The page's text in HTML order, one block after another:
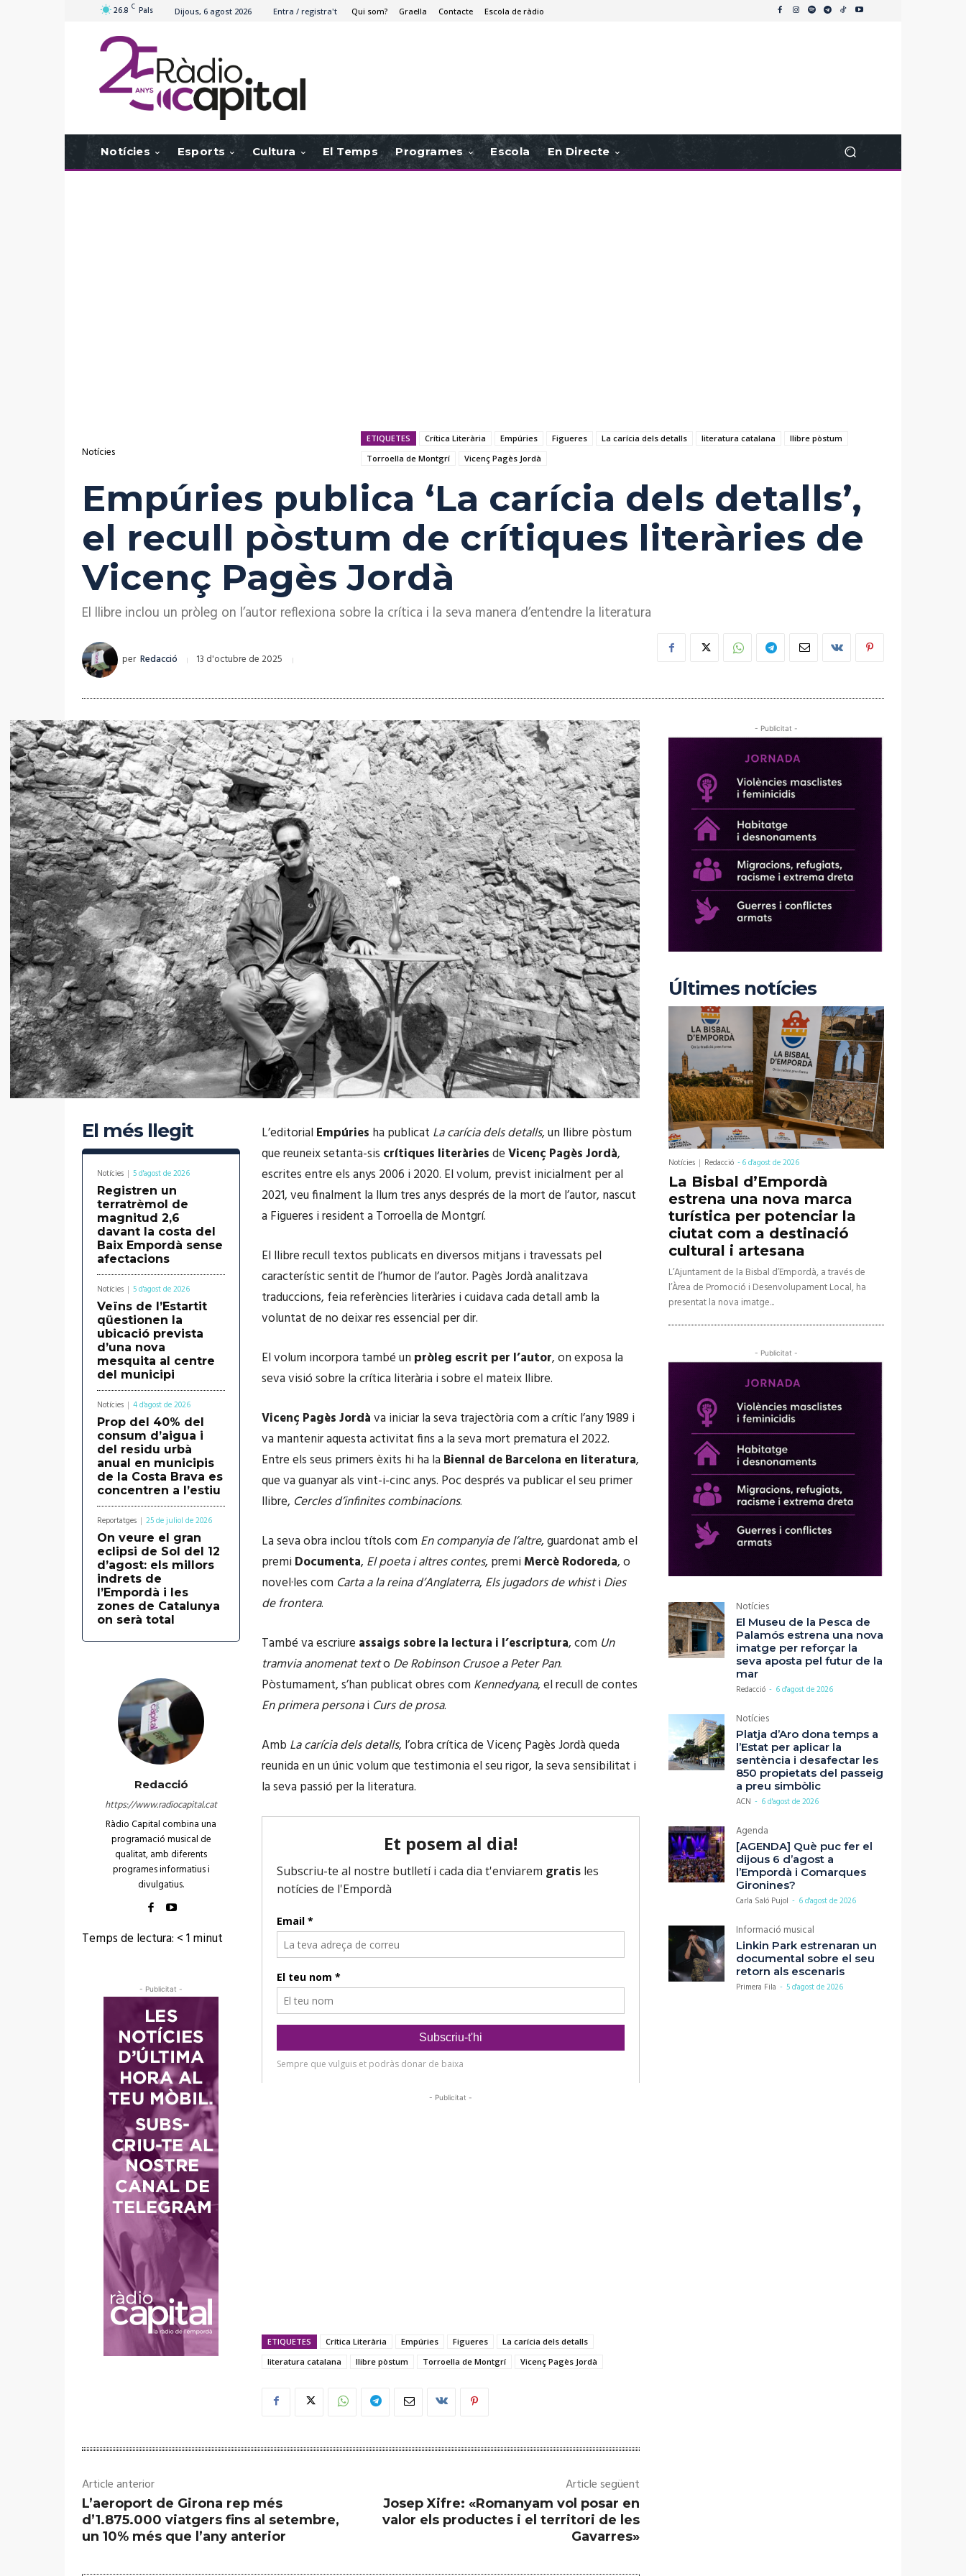
26.8 C Pals Dijous, 6 agost 2026 Entra / registra't Qui som? Graella Contacte Escola de ràdio
Notícies Esports Cultura El Temps Programes Escola En Directe
Notícies
ETIQUETES Crítica Literària Empúries Figueres La carícia dels detalls literatura catalana
llibre pòstum
Torroella de Montgrí
Vicenç Pagès Jordà
Empúries publica ‘La carícia dels detalls’,
el recull pòstum de crítiques literàries de
Vicenç Pagès Jordà
El llibre inclou un pròleg on l’autor reflexiona sobre la crítica i la seva manera d’entendre la literatura
per Redacció 13 d'octubre de 2025
El més llegit
Notícies 5 d'agost de 2026
Registren un
terratrèmol de
magnitud 2,6
davant la costa del
Baix Empordà sense
afectacions
Notícies 5 d'agost de 2026
Veïns de l’Estartit
qüestionen la
ubicació prevista
d’una nova
mesquita al centre
del municipi
Notícies 4 d'agost de 2026
Prop del 40% del
consum d’aigua i
del residu urbà
anual en municipis
de la Costa Brava es
concentren a l’estiu
Reportatges 25 de juliol de 2026
On veure el gran
eclipsi de Sol del 12
d’agost: els millors
indrets de
l’Empordà i les
zones de Catalunya
on serà total
Redacció
https://www.radiocapital.cat
Ràdio Capital combina una
programació musical de
qualitat, amb diferents
programes informatius i
divulgatius.
Temps de lectura: < 1minut
- Publicitat -
L’editorialEmpúries ha publicat La carícia dels detalls, un llibre pòstum
que reuneix setanta-sis crítiques literàriesdeVicenç Pagès Jordà,
escrites entre els anys 2006 i 2020. El volum, previst inicialment per al
2021, veu finalment la llum tres anys després de la mort de l’autor, nascut
a Figueres i resident a Torroella de Montgrí.
El llibre recull textos publicats en diversos mitjans i travessats pel
característic sentit de l’humor de l’autor. Pagès Jordà analitzava
traduccions, feia referències literàries i cuidava cada detall amb la
voluntat de no deixar res essencial per dir.
El volum incorpora també un pròleg escrit per l’autor, on exposa la
seva visió sobre la crítica literària i sobre el mateix llibre.
Vicenç Pagès Jordàva iniciar la seva trajectòria com a crític l’any 1989 i
va mantenir aquesta activitat fins a la seva mort prematura el 2022.
Entre els seus primers èxits hi ha la Biennal de Barcelona en literatura,
que va guanyar als vint-i-cinc anys. Poc després va publicar el seu primer
llibre, Cercles d’infinites combinacions.
La seva obra inclou títols com En companyia de l’altre, guardonat amb el
premiDocumenta, El poeta i altres contes, premiMercè Rodoreda, o
novel·les com Carta a la reina d’Anglaterra, Els jugadors de whistiDies
de frontera.
També va escriure assaigs sobre la lectura i l’escriptura, com Un
tramvia anomenat texto De Robinson Crusoe a Peter Pan.
Pòstumament, s’han publicat obres com Kennedyana, el recull de contes
En primera personai Curs de prosa.
Amb La carícia dels detalls, l’obra crítica de Vicenç Pagès Jordà queda
reunida en un únic volum que testimonia el seu rigor, la seva sensibilitat i
la seva passió per la literatura.
- Publicitat -
ETIQUETES Crítica Literària Empúries Figueres
La carícia dels detalls
literatura catalana
llibre pòstum Torroella de Montgrí Vicenç Pagès Jordà
Article anterior
L’aeroport de Girona rep més
d’1.875.000 viatgers fins al setembre,
un 10% més que l’any anterior
Article següent
Josep Xifre: «Romanyam vol posar en
valor els productes i el territori de les
Gavarres»
- Publicitat -
Últimes notícies
Notícies Redacció -6 d'agost de 2026
La Bisbal d’Empordà
estrena una nova marca
turística per potenciar la
ciutat com a destinació
cultural i artesana
L’Ajuntament de la Bisbal d’Empordà, a través de
l’Àrea de Promoció i Desenvolupament Local, ha
presentat la nova imatge...
- Publicitat -
Notícies
El Museu de la Pesca de
Palamós estrena una nova
imatge per reforçar la
seva aposta pel futur de la
mar
Redacció - 6 d'agost de 2026
Notícies
Platja d’Aro dona temps a
l’Estat per aplicar la
sentència i desafectar les
850 propietats del passeig
a preu simbòlic
ACN - 6 d'agost de 2026
Agenda
[AGENDA] Què puc fer el
dijous 6 d’agost a
l’Empordà i Comarques
Gironines?
Carla Saló Pujol - 6 d'agost de 2026
Informació musical
Linkin Park estrenaran un
documental sobre el seu
retorn als escenaris
Primera Fila - 5 d'agost de 2026